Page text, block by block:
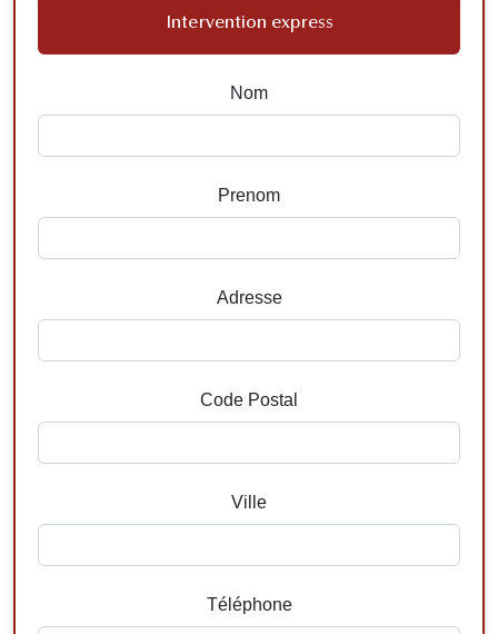
Intervention express
Nom
Prenom
Adresse
Code Postal
Ville
Téléphone